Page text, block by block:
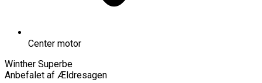
Center motor
Winther Superbe
Anbefalet af Ældresagen